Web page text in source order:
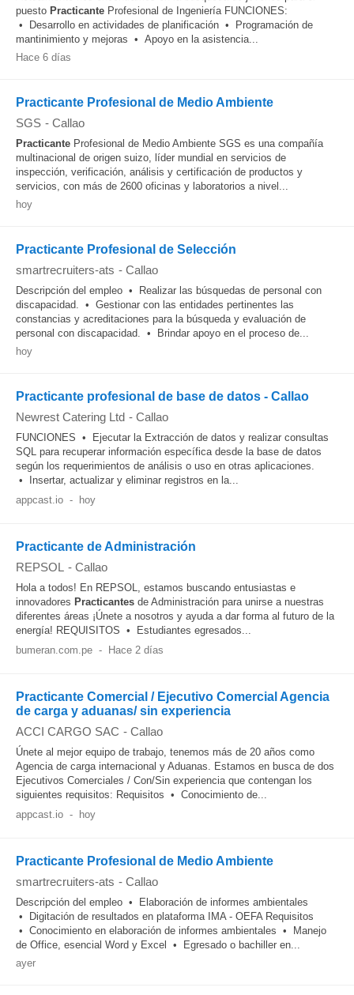
puesto Practicante Profesional de Ingeniería FUNCIONES:
• Desarrollo en actividades de planificación • Programación de
mantinimiento y mejoras • Apoyo en la asistencia...
Hace 6 días
Practicante Profesional de Medio Ambiente
SGS - Callao
Practicante Profesional de Medio Ambiente SGS es una compañía
multinacional de origen suizo, líder mundial en servicios de
inspección, verificación, análisis y certificación de productos y
servicios, con más de 2600 oficinas y laboratorios a nivel...
hoy
Practicante Profesional de Selección
smartrecruiters-ats - Callao
Descripción del empleo • Realizar las búsquedas de personal con
discapacidad. • Gestionar con las entidades pertinentes las
constancias y acreditaciones para la búsqueda y evaluación de
personal con discapacidad. • Brindar apoyo en el proceso de...
hoy
Practicante profesional de base de datos - Callao
Newrest Catering Ltd - Callao
FUNCIONES • Ejecutar la Extracción de datos y realizar consultas
SQL para recuperar información específica desde la base de datos
según los requerimientos de análisis o uso en otras aplicaciones.
• Insertar, actualizar y eliminar registros en la...
appcast.io - hoy
Practicante de Administración
REPSOL - Callao
Hola a todos! En REPSOL, estamos buscando entusiastas e
innovadores Practicantes de Administración para unirse a nuestras
diferentes áreas ¡Únete a nosotros y ayuda a dar forma al futuro de la
energía! REQUISITOS • Estudiantes egresados...
bumeran.com.pe - Hace 2 días
Practicante Comercial / Ejecutivo Comercial Agencia
de carga y aduanas/ sin experiencia
ACCI CARGO SAC - Callao
Únete al mejor equipo de trabajo, tenemos más de 20 años como
Agencia de carga internacional y Aduanas. Estamos en busca de dos
Ejecutivos Comerciales / Con/Sin experiencia que contengan los
siguientes requisitos: Requisitos • Conocimiento de...
appcast.io - hoy
Practicante Profesional de Medio Ambiente
smartrecruiters-ats - Callao
Descripción del empleo • Elaboración de informes ambientales
• Digitación de resultados en plataforma IMA - OEFA Requisitos
• Conocimiento en elaboración de informes ambientales • Manejo
de Office, esencial Word y Excel • Egresado o bachiller en...
ayer